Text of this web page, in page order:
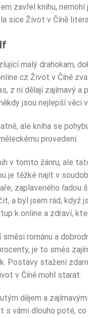
zavřel knihu,
sice Život v Číně
malý drahokam,
cz Život v Číně
z ní dělají zajímavý
jsou nejlepší věci
ale kniha se
provedení.
v tomto žánru, ale
je těžké najít v
zaplaveného řadou
a byl jsem rád, když
k online a zdraví,
románu a
je to směs
Postavy stažení
v Číně mohl starat.
dějem a
s vámi dlouho poté,